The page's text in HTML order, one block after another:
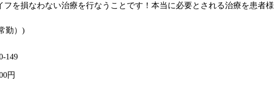
を損なわない治療を行なうことです！本当に必要とされる治療を患者
勤）)
149
円